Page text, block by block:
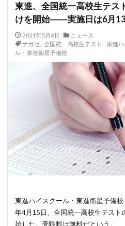
東進、全国統一高校生テス
けを開始――実施日は6月
2021年5月6日
ニュース
ナガセ
全国統一高校生テスト 東進
ル・東進衛星予備校
東進ハイスクール・東進衛星予備
年4月15日、全国統一高校生テスト
始した。受験料は無料だという。